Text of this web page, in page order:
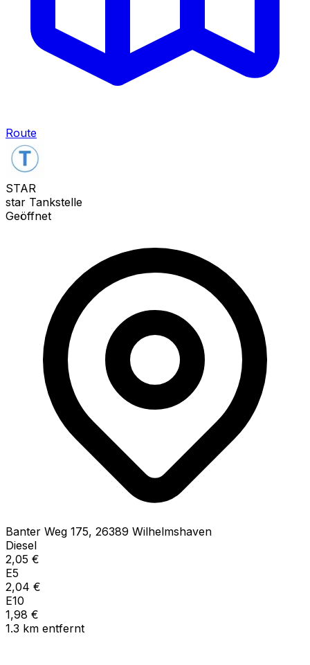
Route
STAR
star Tankstelle
Geöffnet
Banter Weg 175, 26389 Wilhelmshaven
Diesel
2,05 €
E5
2,04 €
E10
1,98 €
1.3 km entfernt